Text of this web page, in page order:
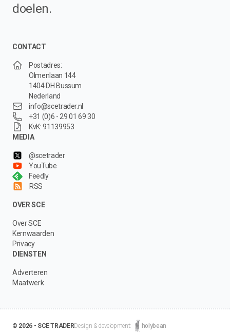
doelen.
CONTACT
Postadres:
Olmenlaan 144
1404 DH Bussum
Nederland
info@scetrader.nl
+31 (0)6 - 29 01 69 30
KvK: 91139953
MEDIA
@scetrader
YouTube
Feedly
RSS
OVER SCE
Over SCE
Kernwaarden
Privacy
DIENSTEN
Adverteren
Maatwerk
© 2026 - SCE TRADERDesign & development: holybean